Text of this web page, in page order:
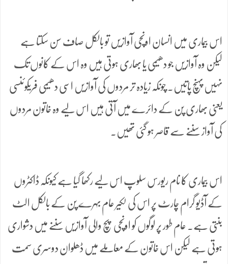
اس بیماری میں انسان اونچی آوازیں تو بالکل صاف سن سکتا ہے
لیکن وہ آوازیں جو دھیمی یا بھاری ہوتی ہیں وہ اس کے کانوں تک
نہیں پہنچ پاتیں۔ چونکہ زیادہ تر مردوں کی آوازیں اسی دھیمی فریکوئنسی
یعنی بھاری پن کے دائرے میں آتی ہیں اس لیے وہ خاتون مردوں
کی آواز سننے سے قاصر ہو گئی تھیں۔
اس بیماری کا نام ریورس سلوپ اس لیے رکھا گیا ہے کیونکہ ڈاکٹروں
کے آڈیو گرام چارٹ پر اس کی لکیر عام بہرے پن کے بالکل الٹ
بنتی ہے۔ عام طور پر لوگوں کو اونچی پچ والی آوازیں سننے میں دشواری
ہوتی ہے لیکن اس خاتون کے معاملے میں ڈھلوان دوسری سمت